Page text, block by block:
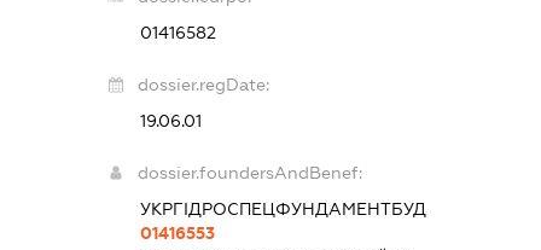
01416582
dossier.regDate:
19.06.01
dossier.foundersAndBenef:
УКРГІДРОСПЕЦФУНДАМЕНТБУД
01416553